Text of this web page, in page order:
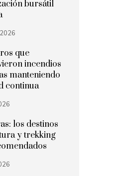
bursátil
que
incendios
manteniendo
continua
los destinos
y trekking